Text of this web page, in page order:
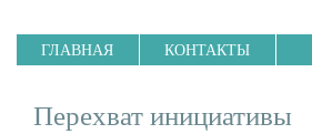
ГЛАВНАЯ КОНТАКТЫ
Перехват инициативы